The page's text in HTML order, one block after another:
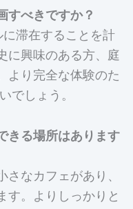
すべきですか？
滞在することを計
に興味のある方、庭
より完全な体験のた
でしょう。
きる場所はあります
なカフェがあり、
す。よりしっかりと